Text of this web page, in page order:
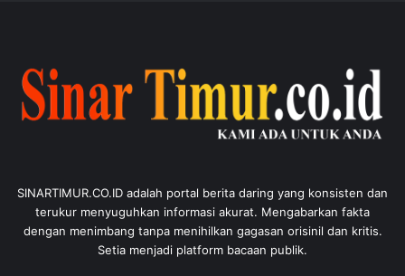
SINARTIMUR.CO.ID adalah portal berita daring yang konsisten dan
terukur menyuguhkan informasi akurat. Mengabarkan fakta
dengan menimbang tanpa menihilkan gagasan orisinil dan kritis.
Setia menjadi platform bacaan publik.